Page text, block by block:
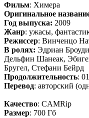
Фильм: Химера
Оригинальное
Год выпуска: 2009
Жанр: ужасы,
Режиссер: Винченцо
В ролях: Эдриан
Дельфин Шанеак,
Бругел, Стефани Бейрд
Продолжительность:
Перевод: авторский
Качество: CAMRip
Размер: 700 Гб